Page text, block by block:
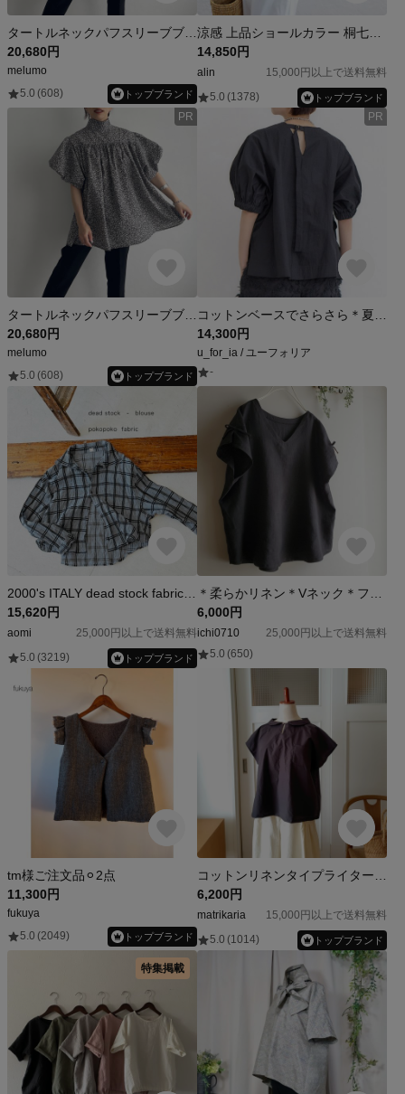
20,680円
melumo
5.0 (608) トップブランド
14,850円
alin
15,000円以上で送料無料
5.0 (1378) トップブランド
PR
20,680円
melumo
5.0 (608) トップブランド
PR
14,300円
u_for_ia / ユーフォリア
-
15,620円
aomi
25,000円以上で送料無料
5.0 (3219) トップブランド
6,000円
ichi0710
25,000円以上で送料無料
5.0 (650)
tm様ご注文品⚪︎2点
11,300円
fukuya
5.0 (2049) トップブランド
6,200円
matrikaria
15,000円以上で送料無料
5.0 (1014) トップブランド
特集掲載